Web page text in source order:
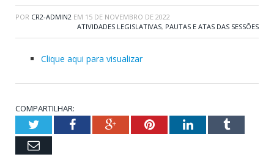
POR CR2-ADMIN2 EM 15 DE NOVEMBRO DE 2022
ATIVIDADES LEGISLATIVAS, PAUTAS E ATAS DAS SESSÕES
Clique aqui para visualizar
COMPARTILHAR:
TwitterFacebookGoogle+PinterestLinkedInTumblr
Email